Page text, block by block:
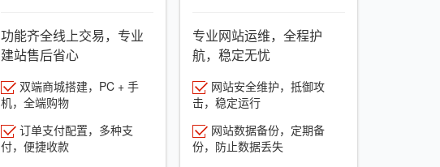
功能齐全线上交易，专业
建站售后省心
双端商城搭建，PC + 手
机，全端购物
订单支付配置，多种支
付，便捷收款
专业网站运维，全程护
航，稳定无忧
网站安全维护，抵御攻
击，稳定运行
网站数据备份，定期备
份，防止数据丢失